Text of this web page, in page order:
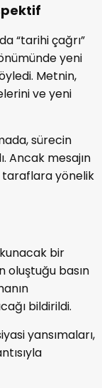
“tarihi çağrı”
yeni
Metnin,
ve yeni
sürecin
Ancak mesajın
taraflara yönelik
bir
oluştuğu basın
bildirildi.
yansımaları,